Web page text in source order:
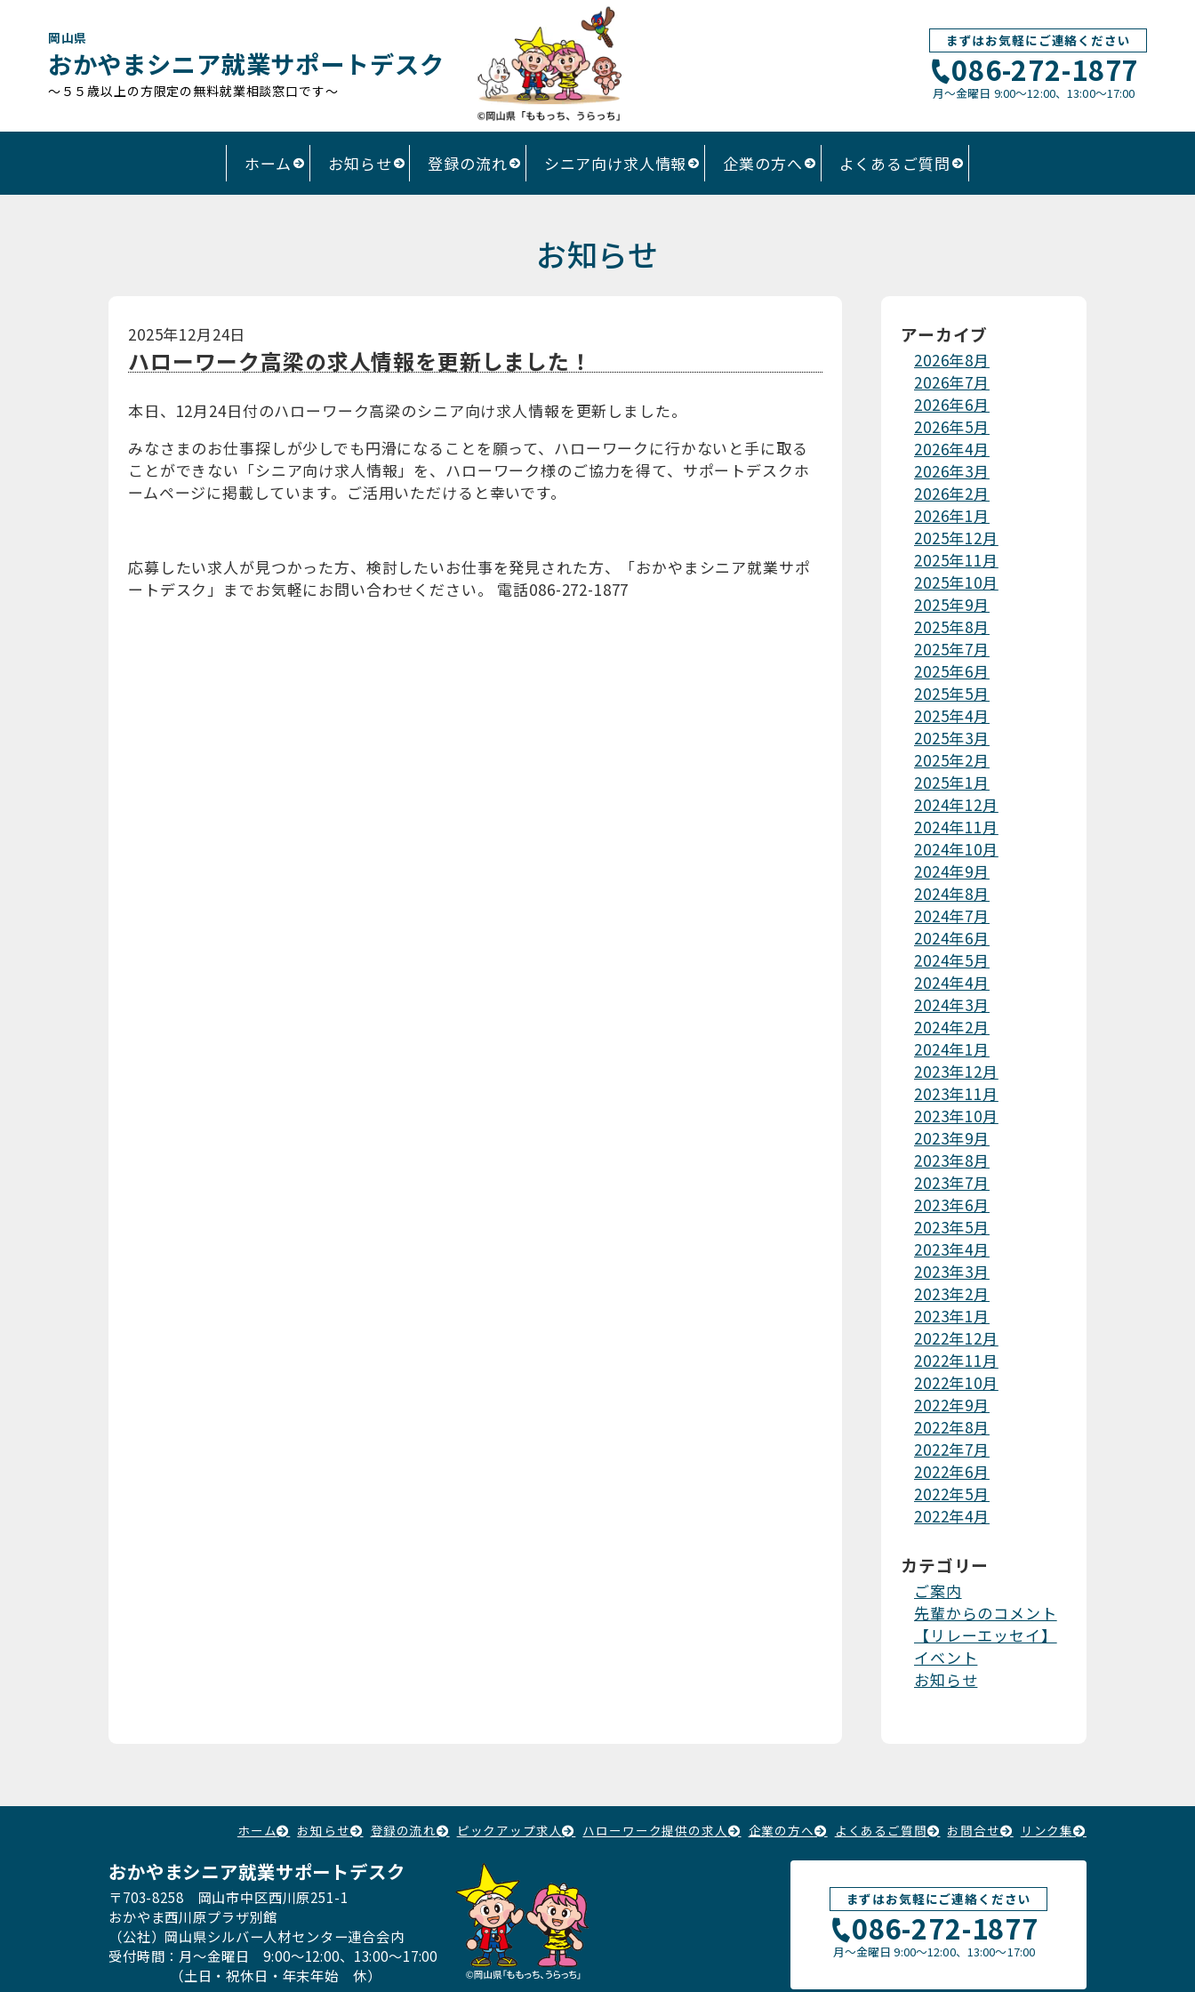
岡山県
おかやまシニア就業サポートデスク
～５５歳以上の方限定の無料就業相談窓口です～
まずはお気軽にご連絡ください
086-272-1877
月〜金曜日 9:00～12:00、13:00〜17:00
ホーム お知らせ 登録の流れ シニア向け求人情報 企業の方へ よくあるご質問
お知らせ
2025年12月24日
ハローワーク高梁の求人情報を更新しました！
本日、12月24日付のハローワーク高梁のシニア向け求人情報を更新しました。
みなさまのお仕事探しが少しでも円滑になることを願って、ハローワークに行かないと手に取る
ことができない「シニア向け求人情報」を、ハローワーク様のご協力を得て、サポートデスクホ
ームページに掲載しています。ご活用いただけると幸いです。
応募したい求人が見つかった方、検討したいお仕事を発見された方、「おかやまシニア就業サポ
ートデスク」までお気軽にお問い合わせください。 電話086-272-1877
アーカイブ
2026年8月
2026年7月
2026年6月
2026年5月
2026年4月
2026年3月
2026年2月
2026年1月
2025年12月
2025年11月
2025年10月
2025年9月
2025年8月
2025年7月
2025年6月
2025年5月
2025年4月
2025年3月
2025年2月
2025年1月
2024年12月
2024年11月
2024年10月
2024年9月
2024年8月
2024年7月
2024年6月
2024年5月
2024年4月
2024年3月
2024年2月
2024年1月
2023年12月
2023年11月
2023年10月
2023年9月
2023年8月
2023年7月
2023年6月
2023年5月
2023年4月
2023年3月
2023年2月
2023年1月
2022年12月
2022年11月
2022年10月
2022年9月
2022年8月
2022年7月
2022年6月
2022年5月
2022年4月
カテゴリー
ご案内
先輩からのコメント
【リレーエッセイ】
イベント
お知らせ
ホーム お知らせ 登録の流れ ピックアップ求人 ハローワーク提供の求人 企業の方へ よくあるご質問 お問合せ リンク集
おかやまシニア就業サポートデスク
〒703-8258 岡山市中区西川原251-1
おかやま西川原プラザ別館
（公社）岡山県シルバー人材センター連合会内
受付時間：月〜金曜日9:00～12:00、13:00〜17:00
（土日・祝休日・年末年始 休）
まずはお気軽にご連絡ください
086-272-1877
月〜金曜日9:00～12:00、13:00〜17:00